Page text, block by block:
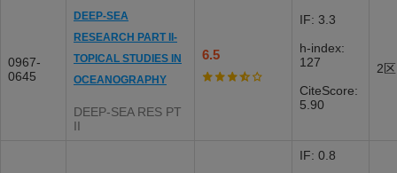
0967-
0645
DEEP-SEA
RESEARCH PART II-
TOPICAL STUDIES IN
OCEANOGRAPHY
DEEP-SEA RES PT
II
6.5
IF: 3.3
h-index:
127
CiteScore:
5.90
2区
IF: 0.8